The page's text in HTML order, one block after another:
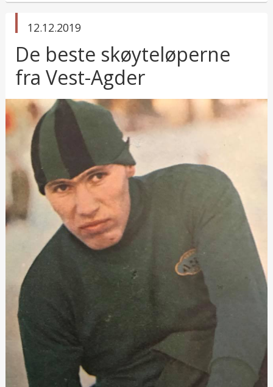
published
12.12.2019
De beste skøyteløperne
fra Vest-Agder